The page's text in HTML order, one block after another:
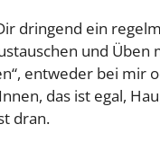
dringend ein
und Üben
entweder bei mir
das ist egal,
dran.